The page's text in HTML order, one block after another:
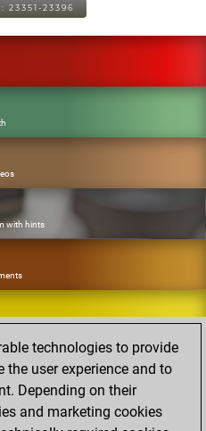
23351-23396
with hints
the cloud
technologies to provide
user experience and to
Depending on their
and marketing cookies